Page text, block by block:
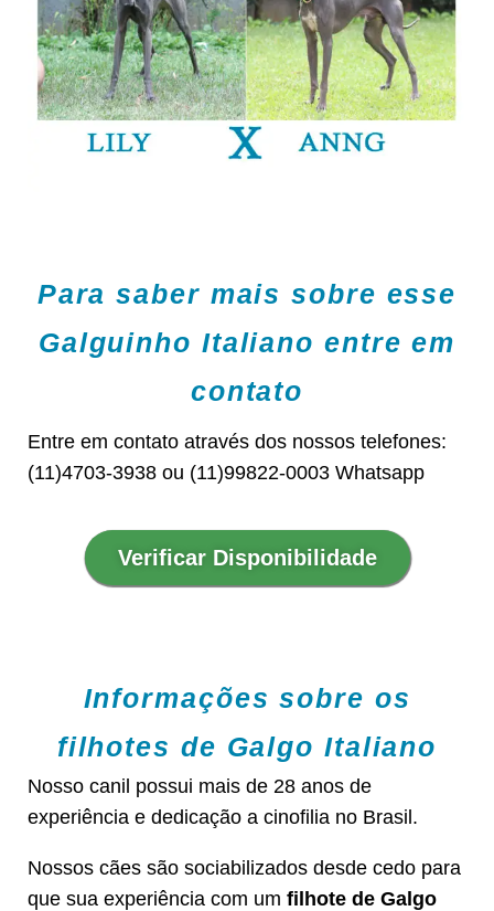
Para saber mais sobre esse
Galguinho Italiano entre em
contato
Entre em contato através dos nossos telefones:
(11)4703-3938 ou (11)99822-0003 Whatsapp
Verificar Disponibilidade
Informações sobre os
filhotes de Galgo Italiano
Nosso canil possui mais de 28 anos de
experiência e dedicação a cinofilia no Brasil.
Nossos cães são sociabilizados desde cedo para
que sua experiência com um filhote de Galgo